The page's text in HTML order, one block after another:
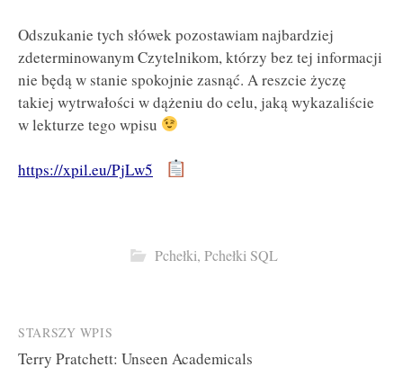
Odszukanie tych słówek pozostawiam najbardziej
zdeterminowanym Czytelnikom, którzy bez tej informacji
nie będą w stanie spokojnie zasnąć. A reszcie życzę
takiej wytrwałości w dążeniu do celu, jaką wykazaliście
w lekturze tego wpisu
https://xpil.eu/PjLw5
Pchełki, Pchełki SQL
Post
navigation
STARSZY WPIS
Terry Pratchett: Unseen Academicals